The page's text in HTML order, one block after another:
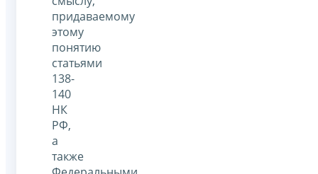
придаваемому
этому
понятию
статьями
138-
140
НК
РФ,
а
также